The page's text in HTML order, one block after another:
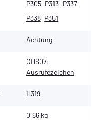
P305 P313 P337
P338 P351
Achtung
GHS07:
Ausrufezeichen
H319
0,66 kg